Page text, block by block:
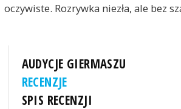
oczywiste. Rozrywka niezła, ale bez
AUDYCJE GIERMASZU
RECENZJE
SPIS RECENZJI